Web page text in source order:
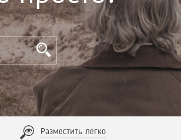
Разместить легко